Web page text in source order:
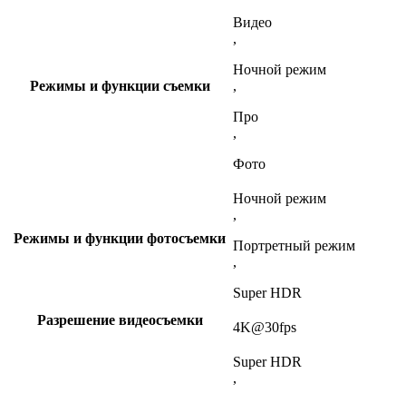
Режимы и функции съемки
Видео
,
Ночной режим
,
Про
,
Фото
Режимы и функции фотосъемки
Ночной режим
,
Портретный режим
,
Super HDR
Разрешение видеосъемки
4K@30fps
Super HDR
,